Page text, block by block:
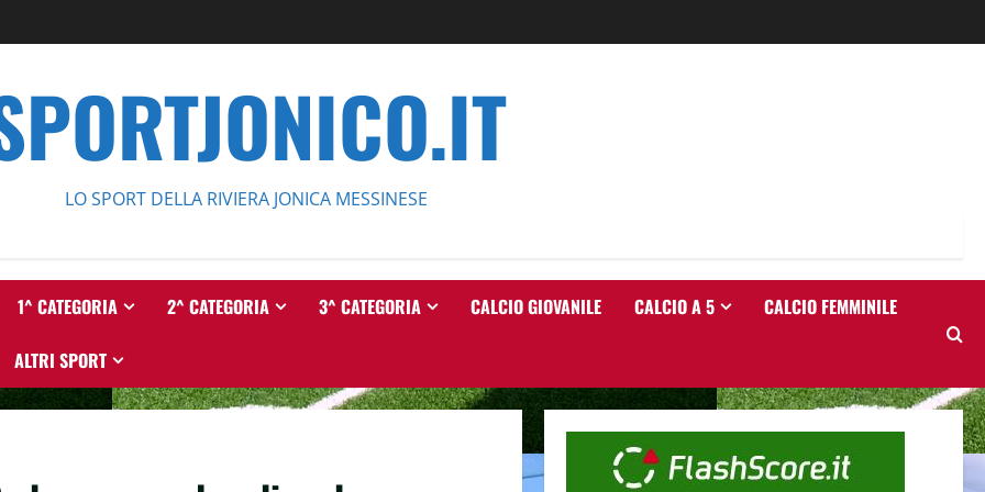
LO SPORT DELLA RIVIERA JONICA MESSINESE
1^ CATEGORIA 2^ CATEGORIA 3^ CATEGORIA CALCIO GIOVANILE CALCIO A 5 CALCIO FEMMINILE
ALTRI SPORT